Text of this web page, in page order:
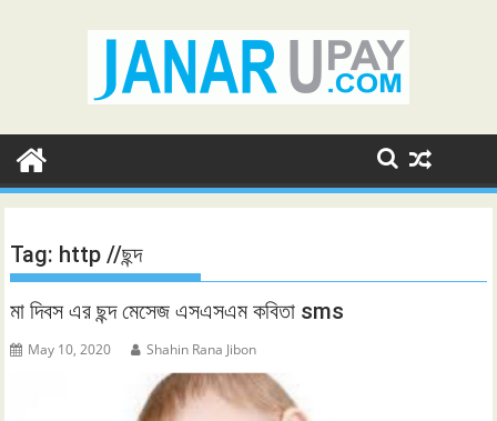
Tag: http //ছন্দ
মা দিবস এর ছন্দ মেসেজ এসএসএম কবিতা sms
May 10, 2020 Shahin Rana Jibon